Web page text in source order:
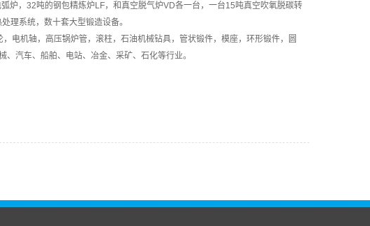
炉，32吨的钢包精炼炉LF，和真空脱气炉VD各一台，一台15吨真空吹氧脱碳转
理系统，数十套大型锻造设备。
电机轴，高压锅炉管，滚柱，石油机械钻具，管状锻件，模座，环形锻件，圆
汽车、船舶、电站、冶金、采矿、石化等行业。